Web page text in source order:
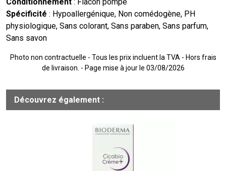
Spécificité : Hypoallergénique, Non comédogène, PH
physiologique, Sans colorant, Sans paraben, Sans parfum,
Sans savon
Photo non contractuelle - Tous les prix incluent la TVA - Hors frais
de livraison. - Page mise à jour le 03/08/2026
Découvrez également :